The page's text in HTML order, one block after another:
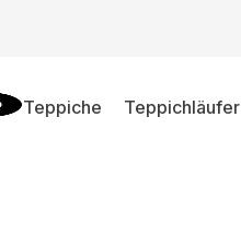
Teppiche Teppichläufer